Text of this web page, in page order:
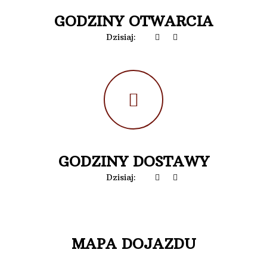
GODZINY OTWARCIA
Dzisiaj:
GODZINY DOSTAWY
Dzisiaj:
MAPA DOJAZDU